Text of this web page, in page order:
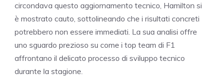
circondava questo aggiornamento tecnico, Hamilton si
è mostrato cauto, sottolineando che i risultati concreti
potrebbero non essere immediati. La sua analisi offre
uno sguardo prezioso su come i top team di F1
affrontano il delicato processo di sviluppo tecnico
durante la stagione.